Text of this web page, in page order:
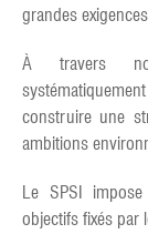
grandes
À travers
construire une
ambitions
Le SPSI
objectifs fixés par